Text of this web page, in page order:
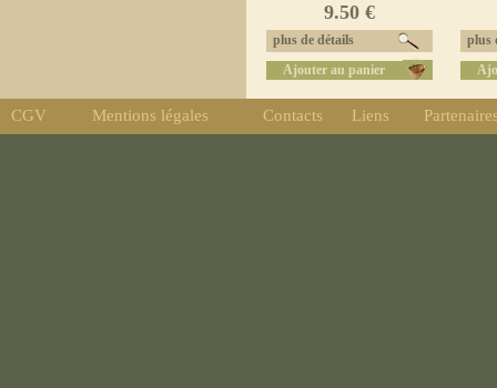
9.50 €
plus de détails
Ajouter au panier
plus
CGV Mentions légales Contacts Liens